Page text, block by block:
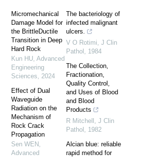
Micromechanical
Damage Model for
the BrittleDuctile
Transition in Deep
Hard Rock
Kun HU, Advanced
Engineering
Sciences, 2024
Effect of Dual
Waveguide
Radiation on the
Mechanism of
Rock Crack
Propagation
Sen WEN ,
Advanced
The bacteriology of
infected malignant
ulcers.
V O Rotimi, J Clin
Pathol , 1984
The Collection,
Fractionation,
Quality Control,
and Uses of Blood
and Blood
Products
R Mitchell , J Clin
Pathol , 1982
Alcian blue: reliable
rapid method for